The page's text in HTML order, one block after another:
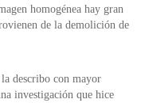
homogénea hay gran
de la demolición de
describo con mayor
investigación que hice